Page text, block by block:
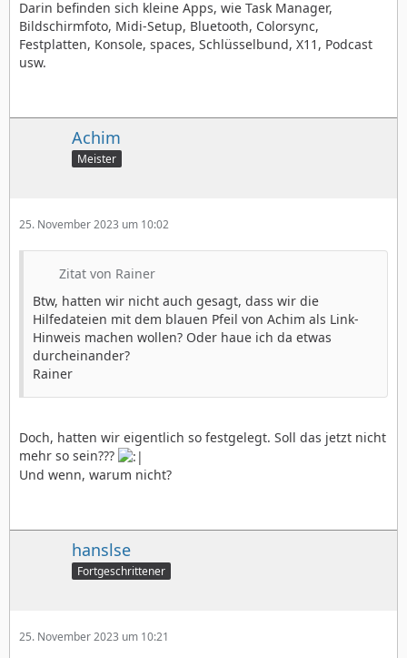
Darin befinden sich kleine Apps, wie Task Manager,
Bildschirmfoto, Midi-Setup, Bluetooth, Colorsync,
Festplatten, Konsole, spaces, Schlüsselbund, X11, Podcast
usw.
Achim
Meister
25. November 2023 um 10:02
Zitat von Rainer
Btw, hatten wir nicht auch gesagt, dass wir die
Hilfedateien mit dem blauen Pfeil von Achim als Link-
Hinweis machen wollen? Oder haue ich da etwas
durcheinander?
Rainer
Doch, hatten wir eigentlich so festgelegt. Soll das jetzt nicht
mehr so sein???
Und wenn, warum nicht?
hanslse
Fortgeschrittener
25. November 2023 um 10:21